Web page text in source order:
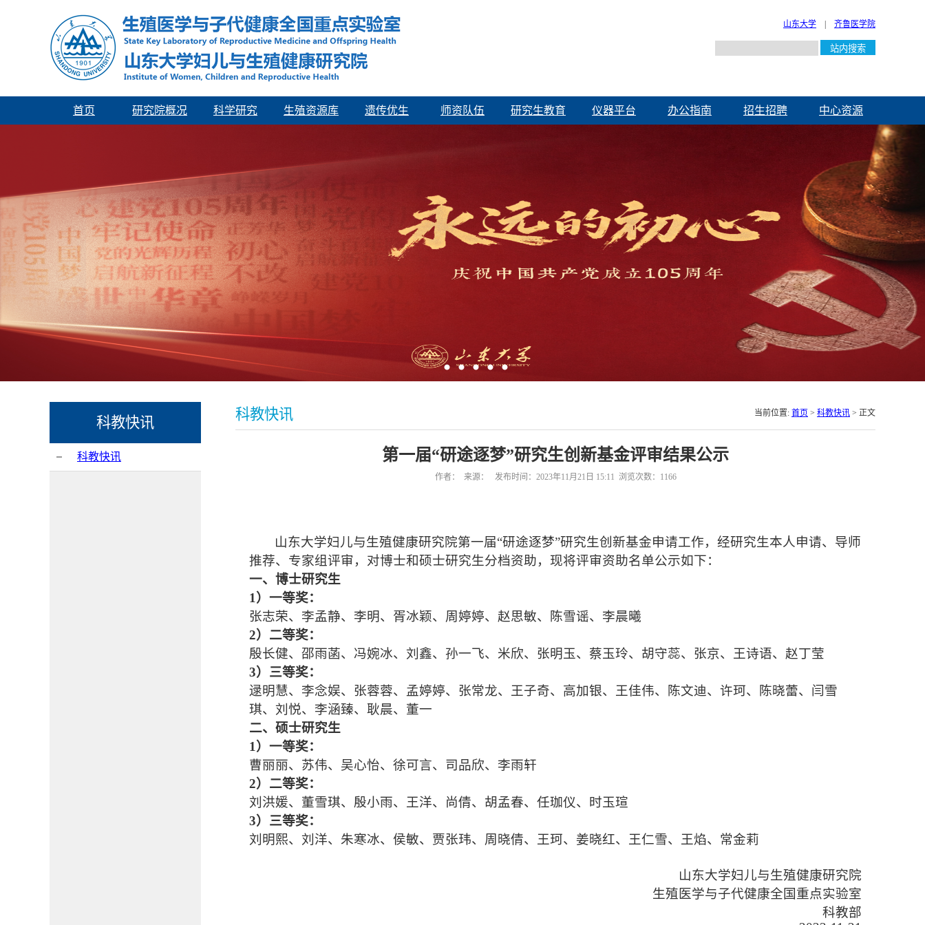
山东大学 齐鲁医学院
首页 研究院概况 科学研究 生殖资源库 遗传优生 师资队伍 研究生教育 仪器平台 办公指南 招生招聘 中心资源
科教快讯
科教快讯
科教快讯 当前位置: 首页 > 科教快讯 > 正文
第一届“研途逐梦”研究生创新基金评审结果公示
作者： 来源： 发布时间：2023年11月21日 15:11 浏览次数： 1166
山东大学妇儿与生殖健康研究院第一届“研途逐梦”研究生创新基金申请工作，经研究生本人申请、 导师
推荐、 专家组评审，对博士和硕士研究生分档资助，现将评审资助名单公示如下：
一、 博士研究生
1）一等奖：
张志荣、李孟静、李明、胥冰颖、周婷婷、赵思敏、陈雪谣、李晨曦
2）二等奖：
殷长健、 邵雨菡、 冯婉冰、 刘鑫、 孙一飞、 米欣、 张明玉、 蔡玉玲、 胡守蕊、 张京、 王诗语、 赵丁莹
3） 三等奖：
逯明慧、 李念娱、 张蓉蓉、 孟婷婷、 张常龙、 王子奇、 高加银、 王佳伟、 陈文迪、 许珂、 陈晓蕾、 闫雪
琪、 刘悦、 李涵臻、 耿晨、 董一
二、 硕士研究生
1）一等奖：
曹丽丽、 苏伟、 吴心怡、 徐可言、 司品欣、 李雨轩
2）二等奖：
刘洪媛、 董雪琪、 殷小雨、 王洋、 尚倩、 胡孟春、 任珈仪、 时玉瑄
3）三等奖：
刘明熙、 刘洋、 朱寒冰、 侯敏、 贾张玮、 周晓倩、 王珂、 姜晓红、 王仁雪、 王焰、 常金莉
山东大学妇儿与生殖健康研究院
生殖医学与子代健康全国重点实验室
科教部